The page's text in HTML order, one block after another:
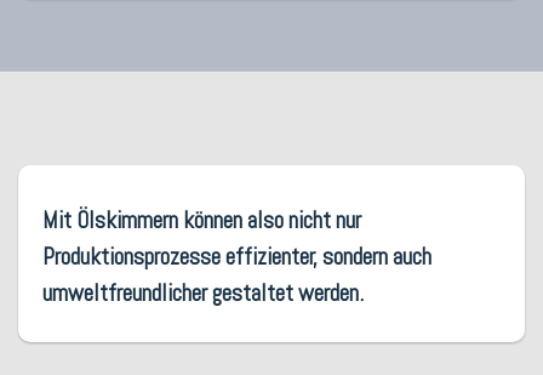
Mit Ölskimmern können also nicht nur
Produktionsprozesse effizienter, sondern auch
umweltfreundlicher gestaltet werden.